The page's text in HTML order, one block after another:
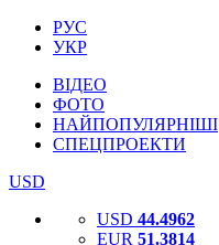
РУС
УКР
ВІДЕО
ФОТО
НАЙПОПУЛЯРНІШІ
СПЕЦПРОЕКТИ
USD
USD 44.4962
EUR 51.3814